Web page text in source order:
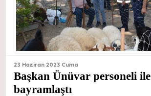
23 Haziran 2023 Cuma
Başkan Ünüvar personeli ile
bayramlaştı